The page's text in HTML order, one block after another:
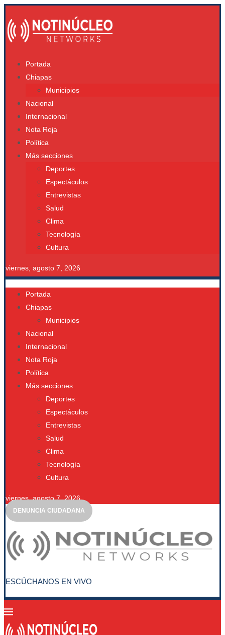
Portada
Chiapas
Municipios
Nacional
Internacional
Nota Roja
Política
Más secciones
Deportes
Espectáculos
Entrevistas
Salud
Clima
Tecnología
Cultura
viernes, agosto 7, 2026
Portada
Chiapas
Municipios
Nacional
Internacional
Nota Roja
Política
Más secciones
Deportes
Espectáculos
Entrevistas
Salud
Clima
Tecnología
Cultura
viernes, agosto 7, 2026
DENUNCIA CIUDADANA
ESCÚCHANOS EN VIVO